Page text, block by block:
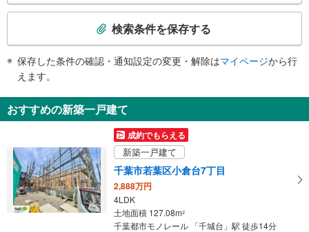
・点字案内（券売機・運賃表）
検
知
を
け
取
る
・
条
検索条件を保存する
保存した条件の確認・通知設定の変更・解除はマイページから行
えます。
おすすめの新築一戸建て
成約でもらえる
新築一戸建て
千葉市若葉区小倉台7丁目
2,888万円
4LDK
土地面積 127.08m2
千葉都市モノレール 「千城台」駅 徒歩14分